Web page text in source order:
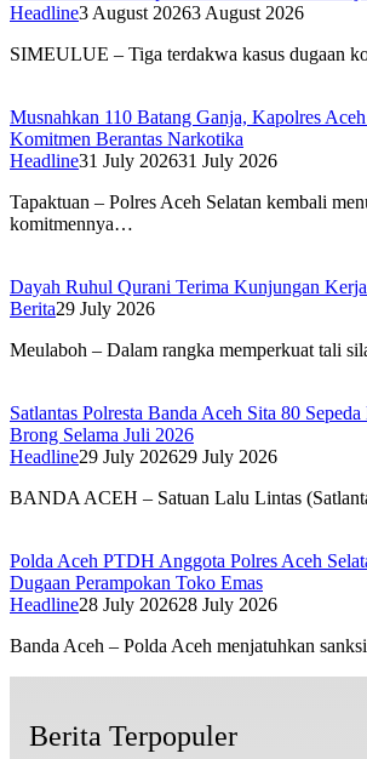
Headline3 August 20263 August 2026
SIMEULUE – Tiga terdakwa kasus dugaan
Musnahkan 110 Batang Ganja, Kapolres Aceh
Komitmen Berantas Narkotika
Headline31 July 202631 July 2026
Tapaktuan – Polres Aceh Selatan kembali
komitmennya…
Dayah Ruhul Qurani Terima Kunjungan
Berita29 July 2026
Meulaboh – Dalam rangka memperkuat tali
Satlantas Polresta Banda Aceh Sita 80
Brong Selama Juli 2026
Headline29 July 202629 July 2026
BANDA ACEH – Satuan Lalu Lintas
Polda Aceh PTDH Anggota Polres Aceh
Dugaan Perampokan Toko Emas
Headline28 July 202628 July 2026
Banda Aceh – Polda Aceh menjatuhkan
Berita Terpopuler